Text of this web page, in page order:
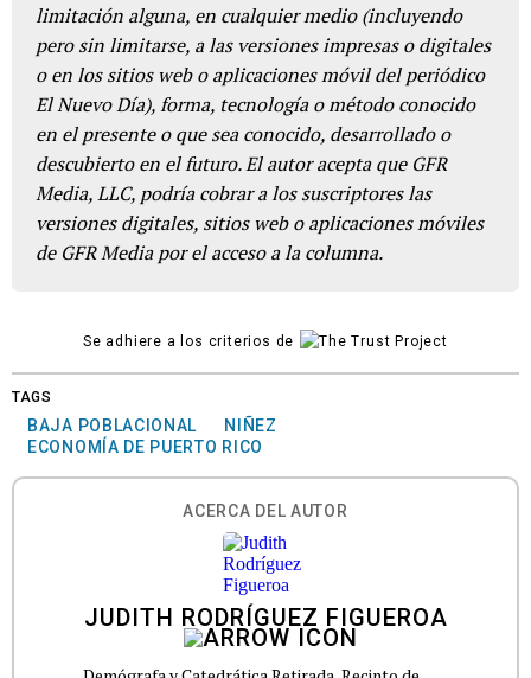
limitación alguna, en cualquier medio (incluyendo
pero sin limitarse, a las versiones impresas o digitales
o en los sitios web o aplicaciones móvil del periódico
El Nuevo Día), forma, tecnología o método conocido
en el presente o que sea conocido, desarrollado o
descubierto en el futuro. El autor acepta que GFR
Media, LLC, podría cobrar a los suscriptores las
versiones digitales, sitios web o aplicaciones móviles
de GFR Media por el acceso a la columna.
Se adhiere a los criterios de
TAGS
BAJA POBLACIONAL
NIÑEZ
ECONOMÍA DE PUERTO RICO
ACERCA DEL AUTOR
JUDITH RODRÍGUEZ FIGUEROA